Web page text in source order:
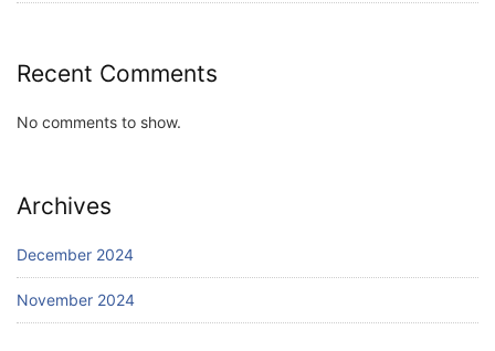
Recent Comments
No comments to show.
Archives
December 2024
November 2024